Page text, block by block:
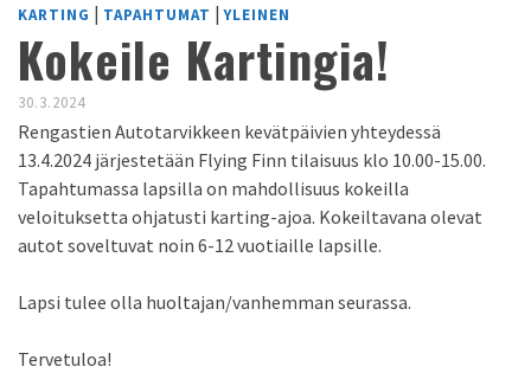
KARTING | TAPAHTUMAT |YLEINEN
Kokeile Kartingia!
30.3.2024
Rengastien Autotarvikkeen kevätpäivien yhteydessä
13.4.2024 järjestetään Flying Finn tilaisuus klo 10.00-15.00.
Tapahtumassa lapsilla on mahdollisuus kokeilla
veloituksetta ohjatusti karting-ajoa. Kokeiltavana olevat
autot soveltuvat noin 6-12 vuotiaille lapsille.
Lapsi tulee olla huoltajan/vanhemman seurassa.
Tervetuloa!